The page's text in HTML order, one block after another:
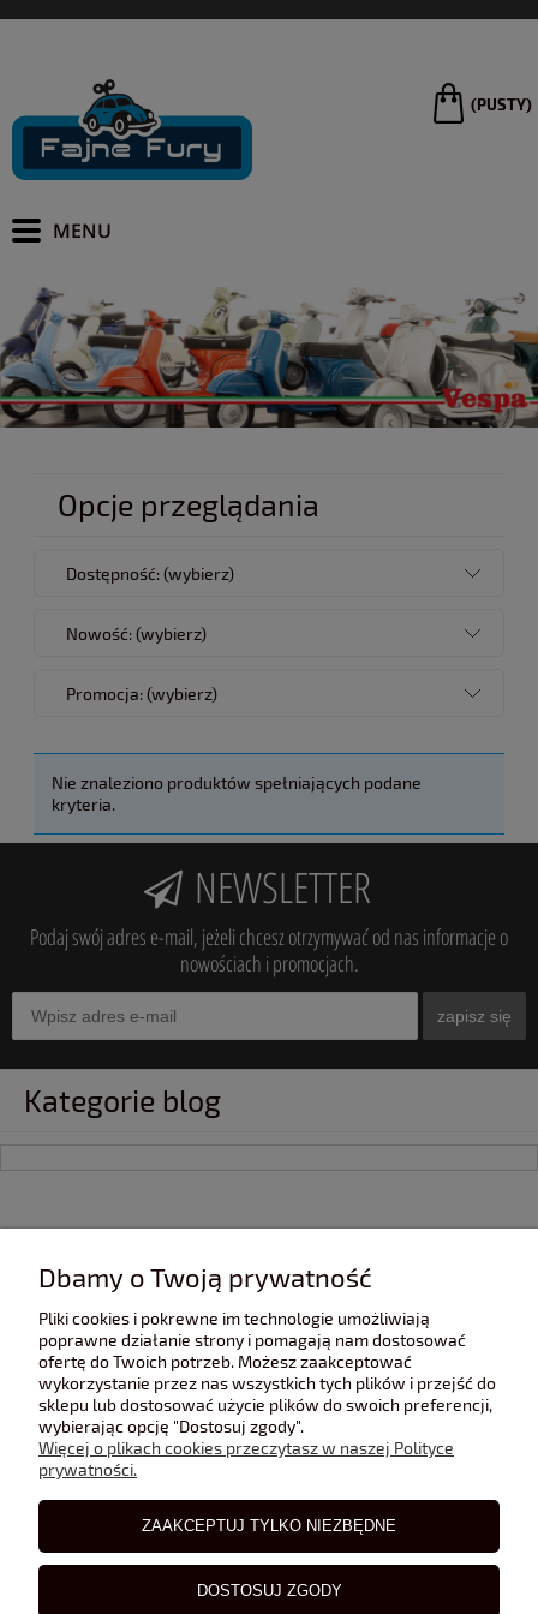
(PUSTY)
Opcje przeglądania
Dostępność: (wybierz)
Nowość: (wybierz)
Promocja: (wybierz)
Nie znaleziono produktów spełniających podane
kryteria.
NEWSLETTER
Podaj swój adres e-mail, jeżeli chcesz otrzymywać od nas informacje o
nowościach i promocjach.
zapisz się
Kategorie blog
POMOC
POLECANE STRONY
BLOG
Dbamy o Twoją prywatność
Pliki cookies i pokrewne im technologie umożliwiają
poprawne działanie strony i pomagają nam dostosować
ofertę do Twoich potrzeb. Możesz zaakceptować
wykorzystanie przez nas wszystkich tych plików i przejść do
sklepu lub dostosować użycie plików do swoich preferencji,
wybierając opcję "Dostosuj zgody".
Więcej o plikach cookies przeczytasz w naszej Polityce
prywatności.
ZAAKCEPTUJ TYLKO NIEZBĘDNE
DOSTOSUJ ZGODY